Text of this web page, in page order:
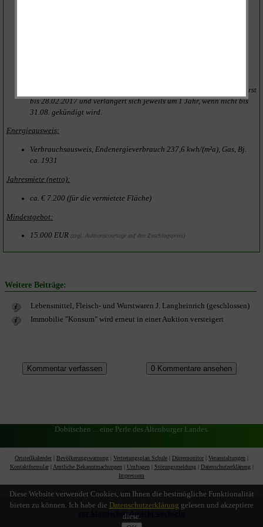
Sanierungs- und Modernisierungsbedarf. Der Mietvertrag läuft vorerst
bis 28.02.2017 und verlängert sich jeweils um 1 Jahr, wenn nicht bis
31.08. gekündigt wird.
Energieausweis:
Verbrauchsausweis, Endenergieverbrauch 237,6 kwh/(m²a), Gas, Bj.
ca. 1931
Jahresmiete (netto):
ca. € 7.200 (für die vermietete Fläche)
Mindestgebot:
15.000 EUR (zzgl. Auktionscourtage auf den Zuschlagspreis)
Weitere Beiträge:
Lebensmittel, Fleisch- und Wurstwaren J. Langheinrich (geschlossen)
Immobilie "Konsum" wird erneut in einer Auktion versteigert
Dobitschen ... eine Perle des Altenburger Landes.
Ortsteilkalender Bevölkerungswarnung Vertretungsplan Schule Dürremonitor Veranstaltungen
Kontaktformular| Amtliche Bekanntmachungen Umfragen Störungsmeldung Datenschutzerklärung
Impressum
zur klassischen Ansicht wechseln
Diese Website verwendet Cookies, um Ihnen die bestmögliche Funktionalität
bieten zu können. Ich habe die Datenschutzerklärung gelesen und akzeptiere
diese.